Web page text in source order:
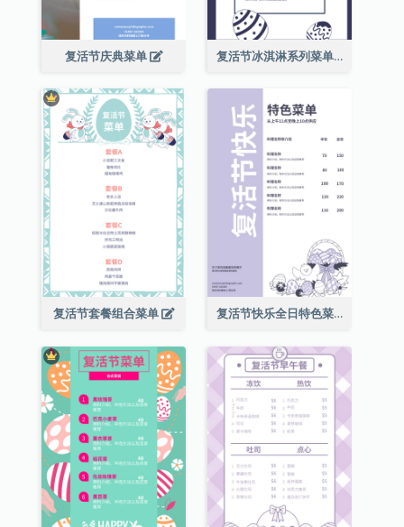
复活节庆典菜单 复活节冰淇淋系列菜单
复活节套餐组合菜单 复活节快乐全日特色菜单